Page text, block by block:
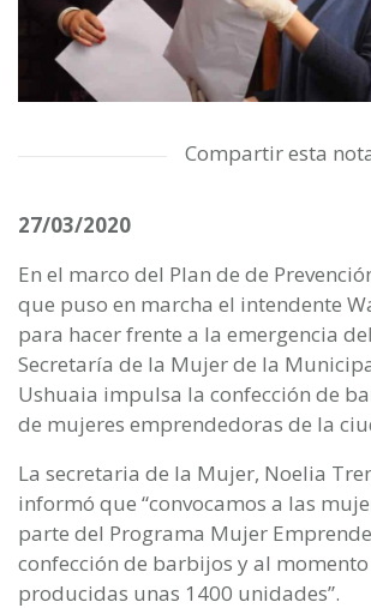
Compartir esta
27/03/2020
En el marco del Plan de de
que puso en marcha el intendente
para hacer frente a la emergencia
Secretaría de la Mujer de la
Ushuaia impulsa la confección de
de mujeres emprendedoras de la
La secretaria de la Mujer, Noelia
informó que “convocamos a las
parte del Programa Mujer
confección de barbijos y al
producidas unas 1400 unidades”.